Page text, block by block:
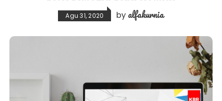
Agu 31, 2020 by alfakurnia